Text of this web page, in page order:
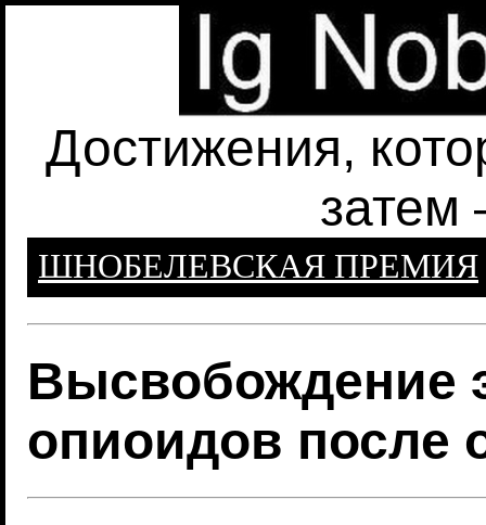
Достижения,
затем
ШНОБЕЛЕВСКАЯ ПРЕМИЯ
Высвобождение
опиоидов после